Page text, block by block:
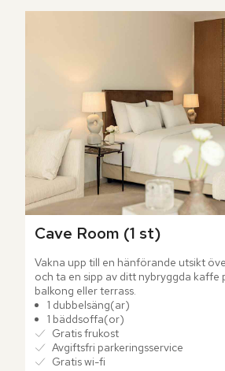
Cave Room (1 st)
Vakna upp till en hänförande utsikt
och ta en sipp av ditt nybryggda kaffe
balkong eller terrass.
1 dubbelsäng(ar)
1 bäddsoffa(or)
Gratis frukost
Avgiftsfri parkeringsservice
Gratis wi-fi